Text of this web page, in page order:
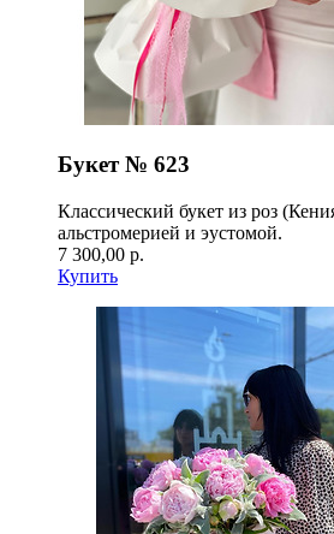
Букет № 623
Классический букет из роз
альстромерией и эустомой.
7 300,00 р.
Купить